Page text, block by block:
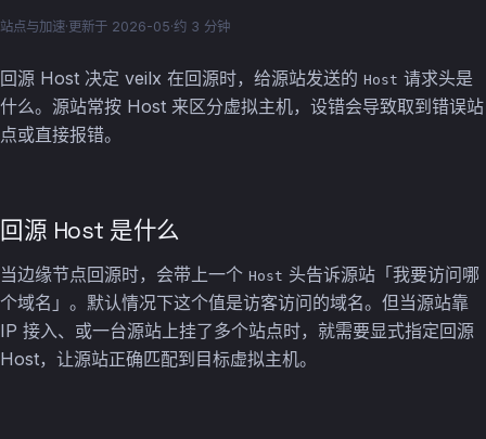
站点与加速·更新于 2026-05·约 3 分钟
回源 Host 决定 veilx 在回源时，给源站发送的 Host 请求头是
什么。源站常按 Host 来区分虚拟主机，设错会导致取到错误站
点或直接报错。
回源 Host 是什么
当边缘节点回源时，会带上一个 Host 头告诉源站「我要访问哪
个域名」。默认情况下这个值是访客访问的域名。但当源站靠
IP 接入、或一台源站上挂了多个站点时，就需要显式指定回源
Host，让源站正确匹配到目标虚拟主机。